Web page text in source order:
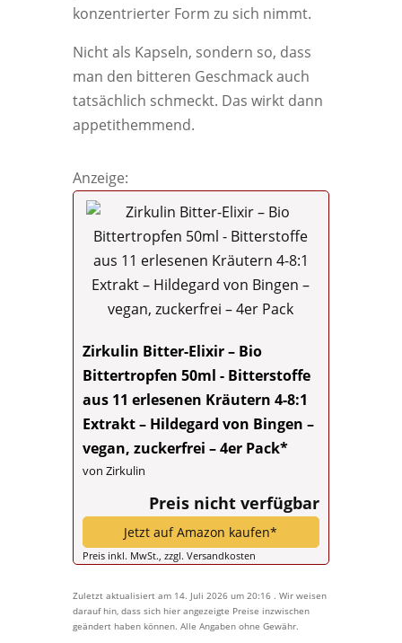
konzentrierter Form zu sich nimmt.
Nicht als Kapseln, sondern so, dass
man den bitteren Geschmack auch
tatsächlich schmeckt. Das wirkt dann
appetithemmend.
Anzeige:
Zirkulin Bitter-Elixir – Bio
Bittertropfen 50ml - Bitterstoffe
aus 11 erlesenen Kräutern 4-8:1
Extrakt – Hildegard von Bingen –
vegan, zuckerfrei – 4er Pack*
von Zirkulin
Preis nicht verfügbar
Jetzt auf Amazon kaufen*
Preis inkl. MwSt., zzgl. Versandkosten
Zuletzt aktualisiert am 14. Juli 2026 um 20:16 . Wir weisen
darauf hin, dass sich hier angezeigte Preise inzwischen
geändert haben können. Alle Angaben ohne Gewähr.